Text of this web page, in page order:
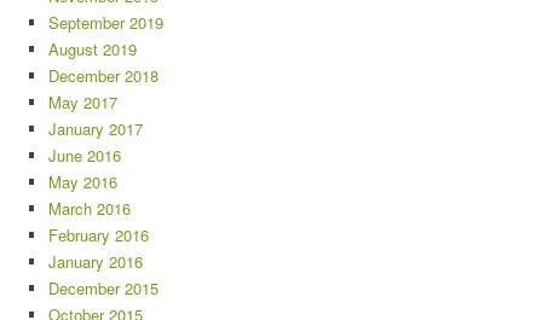
September 2019
August 2019
December 2018
May 2017
January 2017
June 2016
May 2016
March 2016
February 2016
January 2016
December 2015
October 2015